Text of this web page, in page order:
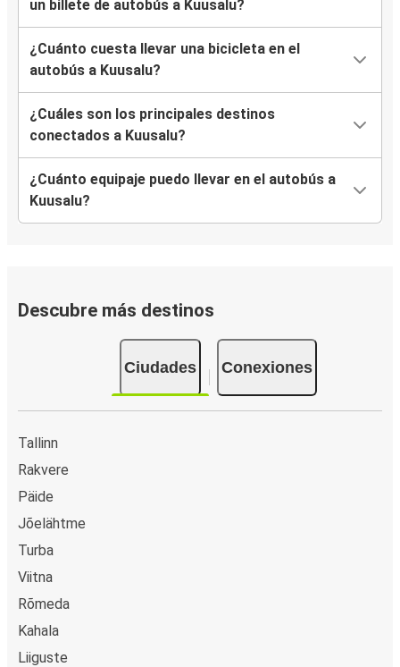
un billete de autobús a Kuusalu?
¿Cuánto cuesta llevar una bicicleta en el
autobús a Kuusalu?
¿Cuáles son los principales destinos
conectados a Kuusalu?
¿Cuánto equipaje puedo llevar en el autobús a
Kuusalu?
Descubre más destinos
Ciudades Conexiones
Tallinn
Rakvere
Päide
Jõelähtme
Turba
Viitna
Rõmeda
Kahala
Liiguste